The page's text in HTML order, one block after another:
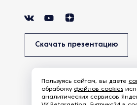
Скачать презентацию
Пользуясь сайтом, вы даете
обработку файлов cookies
аналитических сервисов